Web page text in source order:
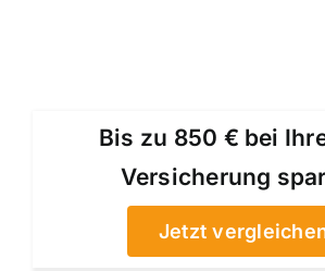
Bis zu 850 € bei
Versicherung
Jetzt